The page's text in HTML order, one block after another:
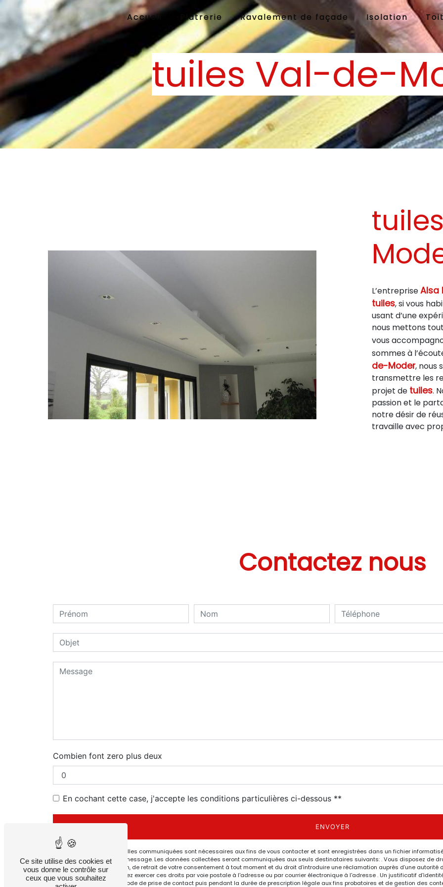
Accueil Plâtrerie Ravalement de façade Isolation
tuiles Val-de-
L’entrepriseAlsa
tuiles, si vous
usant d’une
nous mettons
vous
sommes à
de-Moder, nous
transmettre les
projet de tuiles.
passion et le
notre désir de
travaille avec
Contactez nous
Combien font zero plus deux
En cochant cette case, j'accepte les conditions particulières ci-dessous **
ENVOYER
** Les données personnelles communiquées sont nécessaires aux fins de vous contacter et sont enregistrées dans un fichier
but de répondre à votre message. Les données collectées seront communiquées aux seuls destinataires suivants: . Vous disposez de
de limitation, d’opposition, de retrait de votre consentement à tout moment et du droit d’introduire une réclamation auprès d’une
post-mortem. Vous pouvez exercer ces droits par voie postale à l'adresse ou par courrier électronique à l'adresse . Un justificatif
données pendant la période de prise de contact puis pendant la durée de prescription légale aux fins probatoires et de gestion des
Panneau de gestion des cookies
Ce site utilise des cookies et
vous donne le contrôle sur
ceux que vous souhaitez